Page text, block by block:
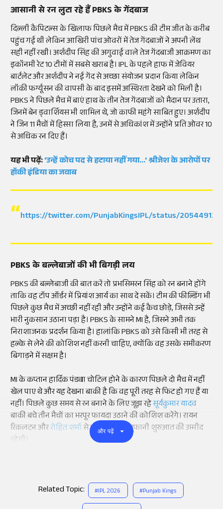
आसानी से रन लुटा रहे हैं PBKS के गेंदबाज
दिल्ली कैपिटल्स के खिलाफ पिछले मैच में PBKS की टीम जीत के करीब
पहुंच गई थी लेकिन आखिरी पांच ओवरों में तेज गेंदबाजों ने अपनी लेंथ
सही नहीं रखी। अर्शदीप सिंह की अगुवाई वाले तेज गेंदबाजी आक्रमण का
इकॉनमी रेट 10 टीमों में सबसे खराब है। IPL के पहले हाफ में जेवियर
बार्टलेट और अर्शदीप ने नई गेंद से अच्छा संयोजन प्रदान किया लेकिन
लॉकी फर्ग्यूसन की वापसी के बाद इसमें अस्थिरता देखने को मिली है।
PBKS ने पिछले मैच में बाएं हाथ के तीन तेज गेंदबाजों को मैदान पर उतारा,
जिनमें बेन ड्वार्शियस भी शामिल थे, जो काफी महंगे साबित हुए। अर्शदीप
ने जिन 11 मैचों में हिस्सा लिया है, उनमें से अधिकांश में उन्होंने प्रति ओवर 10
से अधिक रन दिए हैं।
यह भी पढ़ें:'उन्हें कोच पद से हटाया नहीं गया...' श्रीजेश के आरोपों पर
हॉकी इंडिया का जवाब
https://twitter.com/PunjabKingsIPL/status/
PBKS के बल्लेबाजों की भी बिगड़ी लय
PBKS की बल्लेबाजी की बात करें तो प्रभसिमरन सिंह को रन बनाने होंगे
ताकि वह टॉप ऑर्डर में प्रियांश आर्य का साथ दे सकें। टीम की फील्डिंग भी
पिछले कुछ मैच में अच्छी नहीं रही और उन्होंने कई कैच छोड़े, जिससे उन्हें
भारी नुकसान उठाना पड़ा है। PBKS के सामने MI है, जिसने अभी तक
निराशाजनक प्रदर्शन किया है। हालांकि PBKS को उसे किसी भी तरह से
हल्के से लेने की कोशिश नहीं करनी चाहिए, क्योंकि वह उसके समीकरण
बिगाड़ने में सक्षम है।
MI के कप्तान हार्दिक पंड्या चोटिल होने के कारण पिछले दो मैच में नहीं
खेल पाए थे और यह देखना बाकी है कि वह पूरी तरह से फिट हो गए हैं या
नहीं। पिछले कुछ समय से रन बनाने के लिए जूझ रहेसूर्यकुमार यादव
बाकी बचे तीन मैचों का भरपूर फायदा उठाने की कोशिश करेंगे। रायन
रिकलटन औररोहित शर्मासे भी पावरप्ले में तूफानी शुरुआत की उम्मीद
रहेगी।
और पढ़ें
Related Topic: #IPL 2026 #Punjab Kings